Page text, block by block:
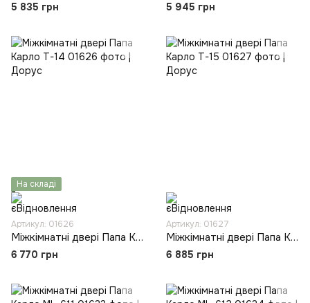
5 835 грн 5 945 грн
На складі
Артикул: 01626
Міжкімнатні двері Папа Карло T-14
6 770 грн
Артикул: 01627
Міжкімнатні двері Папа Карло T-15
6 885 грн